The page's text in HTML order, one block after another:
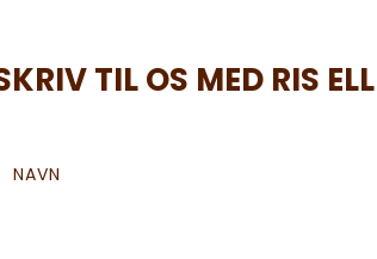
TIL OS MED RIS